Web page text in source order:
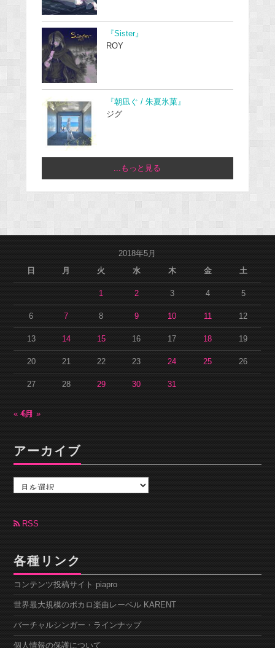
『Sister』
ROY
『朝凪ぐ / 朱夏氷菓』
ジグ
...もっと見る
2018年5月
日
月 火 水 木 金 土
1 2 3 4 5
6 7 8 9 10 11 12
13 14 15 16 17 18 19
20 21 22 23 24 25 26
27 28 29 30 31
« 4月6月 »
アーカイブ
カ
ブ RSS
各種リンク
コンテンツ投稿サイト piapro
世界最大規模のボカロ楽曲レーベル KARENT
バーチャルシンガー・ラインナップ
個人情報の保護について